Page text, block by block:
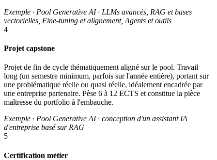
Exemple · Pool Generative AI · LLMs avancés, RAG et bases
vectorielles, Fine-tuning et alignement, Agents et outils
4
Projet capstone
Projet de fin de cycle thématiquement aligné sur le pool. Travail
long (un semestre minimum, parfois sur l'année entière), portant sur
une problématique réelle ou quasi réelle, idéalement encadrée par
une entreprise partenaire. Pèse 6 à 12 ECTS et constitue la pièce
maîtresse du portfolio à l'embauche.
Exemple · Pool Generative AI · conception d'un assistant IA
d'entreprise basé sur RAG
5
Certification métier